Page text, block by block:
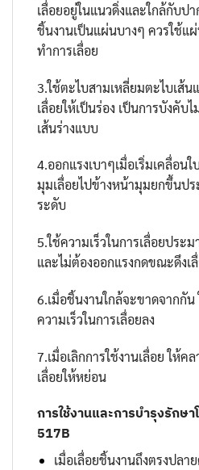
เลื่อยอยู่ในแนวดิ่งและใกล้กับป
ชิ้นงานเป็นแผ่นบางๆ ควรใช้แ
ทำการเลื่อย
3.ใช้ตะไบสามเหลี่ยมตะไบเส้น
เลื่อยให้เป็นร่อง เป็นการบังคับ
เส้นร่างแบบ
4.ออกแรงเบาๆเมื่อเริ่มเคลื่อน
มุมเลื่อยไปข้างหน้ามุมยกขึ้นป
ระดับ
5.ใช้ความเร็วในการเลื่อยปร
และไม่ต้องออกแรงกดขณะดึงเ
6.เมื่อชิ้นงานใกล้จะขาดจากกัน
ความเร็วในการเลื่อยลง
7.เมื่อเลิกการใช้งานเลื่อย ให้
เลื่อยให้หย่อน
การใช้งานและการบำรุงรักษา
517B
เมื่อเลื่อยชิ้นงานถึงตรงปลา